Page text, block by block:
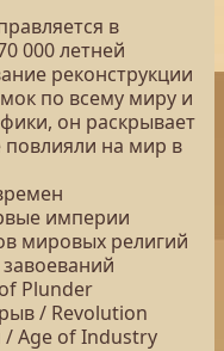
в
000 летней
реконструкции
по всему миру и
он раскрывает
на мир в
империи
мировых религий
Plunder
/ Revolution
/ Age of Industry